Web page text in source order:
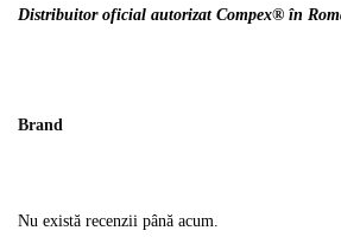
Distribuitor oficial autorizat Compex® în
Brand
Nu există recenzii până acum.